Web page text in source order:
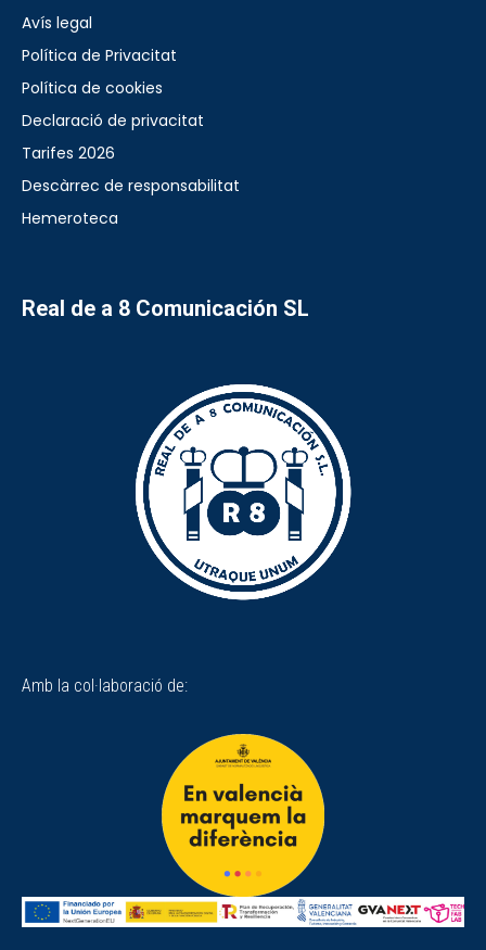
Avís legal
Política de Privacitat
Política de cookies
Declaració de privacitat
Tarifes 2026
Descàrrec de responsabilitat
Hemeroteca
Real de a 8 Comunicación SL
Amb la col·laboració de: